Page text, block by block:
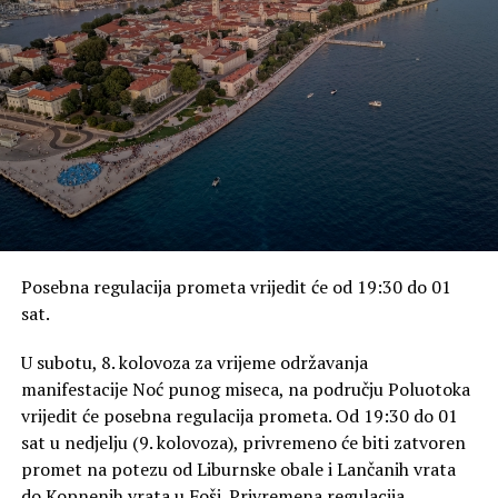
Posebna regulacija prometa vrijedit će od 19:30 do 01
sat.
U subotu, 8. kolovoza za vrijeme održavanja
manifestacije Noć punog miseca, na području Poluotoka
vrijedit će posebna regulacija prometa. Od 19:30 do 01
sat u nedjelju (9. kolovoza), privremeno će biti zatvoren
promet na potezu od Liburnske obale i Lančanih vrata